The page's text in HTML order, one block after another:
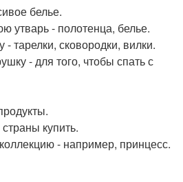
белье.
утварь - полотенца, белье.
- тарелки, сковородки, вилки.
- для того, чтобы спать с
купить.
- например, принцесс.